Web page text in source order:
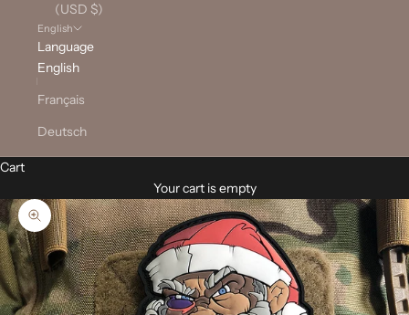
(USD $)
English
Language
English
Français
Deutsch
Cart
Your cart is empty
Zoom picture